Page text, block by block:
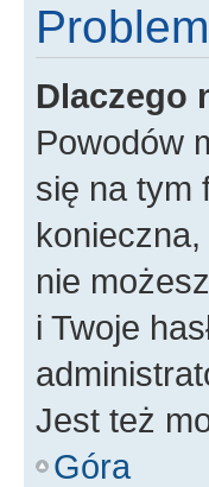
Dlaczego
Powodów
się na tym
nie
i Twoje
Jest też
Góra